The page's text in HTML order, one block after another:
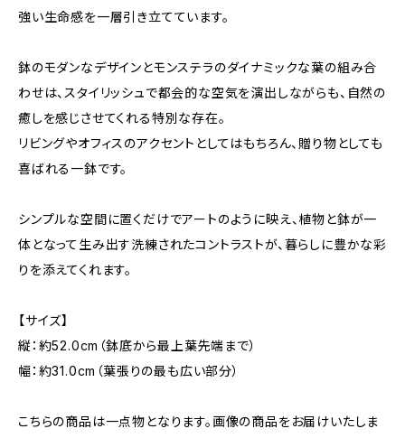
強い生命感を一層引き立てています。
鉢のモダンなデザインとモンステラのダイナミックな葉の組み合
わせは、スタイリッシュで都会的な空気を演出しながらも、自然の
癒しを感じさせてくれる特別な存在。
リビングやオフィスのアクセントとしてはもちろん、贈り物としても
喜ばれる一鉢です。
シンプルな空間に置くだけでアートのように映え、植物と鉢が一
体となって生み出す洗練されたコントラストが、暮らしに豊かな彩
りを添えてくれます。
【サイズ】
縦：約52.0cm（鉢底から最上葉先端まで）
幅：約31.0cm（葉張りの最も広い部分）
こちらの商品は一点物となります。画像の商品をお届けいたしま